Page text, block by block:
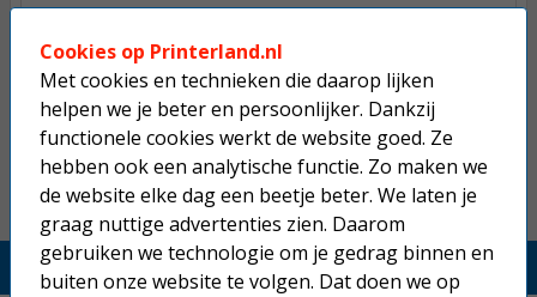
Brother TN-247M tonercartridge
magenta hoge capaciteit
100,50
Printerland.nl
Cookies op Printerland.nl
Met cookies en technieken die daarop lijken
helpen we je beter en persoonlijker. Dankzij
functionele cookies werkt de website goed. Ze
hebben ook een analytische functie. Zo maken we
de website elke dag een beetje beter. We laten je
graag nuttige advertenties zien. Daarom
gebruiken we technologie om je gedrag binnen en
buiten onze website te volgen. Dat doen we op